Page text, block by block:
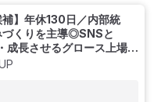
補】年休130日／内部統
づくりを主導◎SNSと
成長させるグロース上場企